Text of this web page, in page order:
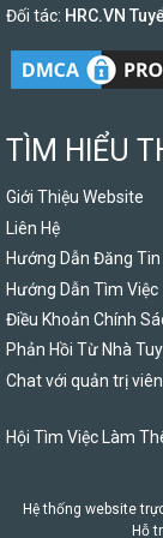
Đối tác: HRC.VN
TÌM HIỂU
Giới Thiệu Website
Liên Hệ
Hướng Dẫn Đăng Tin
Hướng Dẫn Tìm Việc
Điều Khoản Chính
Phản Hồi Từ Nhà
Chat với quản trị viên
Hội Tìm Việc Làm
Hệ thống website
Hỗ